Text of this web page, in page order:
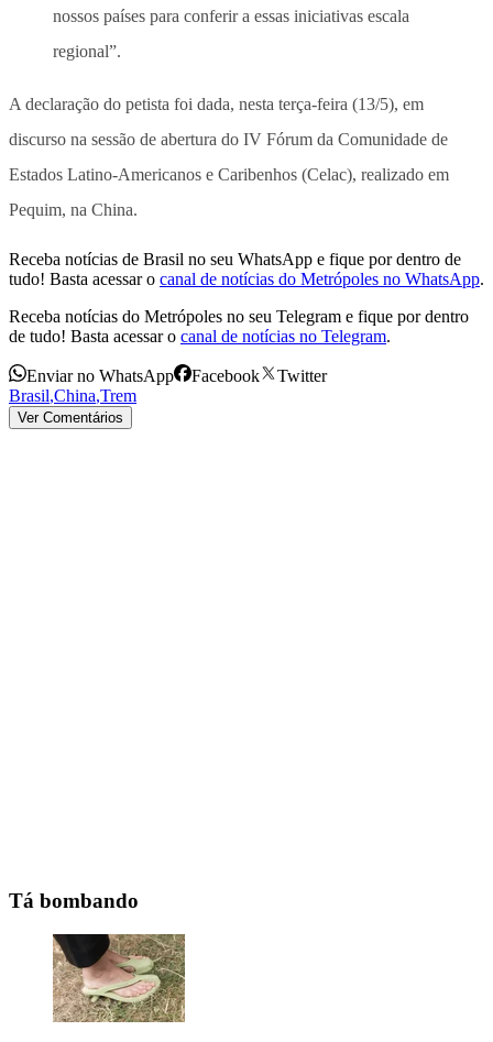
nossos países para conferir a essas iniciativas escala
regional”.
A declaração do petista foi dada, nesta terça-feira (13/5), em
discurso na sessão de abertura do IV Fórum da Comunidade de
Estados Latino-Americanos e Caribenhos (Celac), realizado em
Pequim, na China.
Receba notícias de Brasil no seu WhatsApp e fique por dentro de
tudo! Basta acessar o canal de notícias do Metrópoles no WhatsApp.
Receba notícias do Metrópoles no seu Telegram e fique por dentro
de tudo! Basta acessar o canal de notícias no Telegram.
Enviar no WhatsApp Facebook
Twitter
Brasil,China,Trem
Ver Comentários
Tá bombando